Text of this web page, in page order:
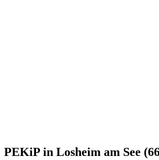
PEKiP in Losheim am See